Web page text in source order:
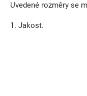
Uvedené rozměry se
1. Jakost.